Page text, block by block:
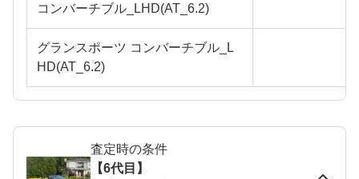
コンバーチブル_LHD(AT_6.2)
グランスポーツ コンバーチブル_L
HD(AT_6.2)
査定時の条件
【6代目】